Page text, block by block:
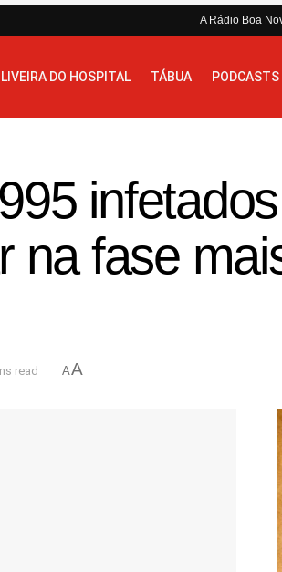
A Rádio Boa
DO HOSPITAL TÁBUA PODCASTS
na fase
read AA